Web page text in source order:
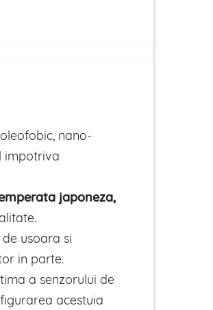
nano-
impotriva
japoneza,
usoara si
in parte.
a senzorului de
acestuia